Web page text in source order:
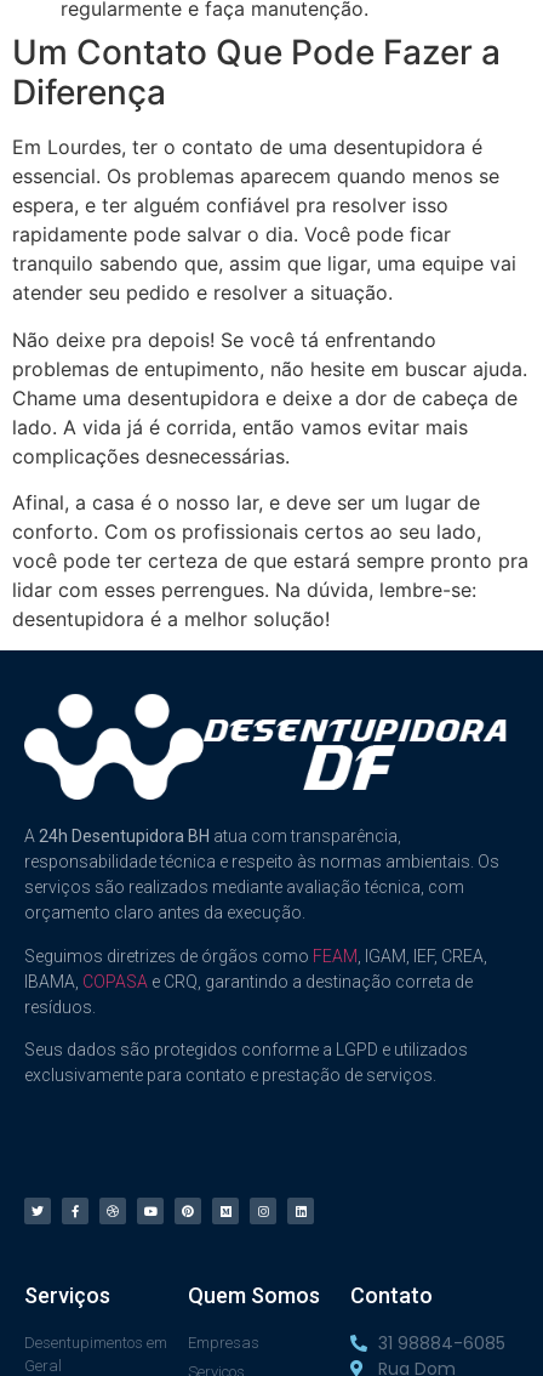
regularmente e faça manutenção.
Um Contato Que Pode Fazer a
Diferença
Em Lourdes, ter o contato de uma desentupidora é
essencial. Os problemas aparecem quando menos se
espera, e ter alguém confiável pra resolver isso
rapidamente pode salvar o dia. Você pode ficar
tranquilo sabendo que, assim que ligar, uma equipe vai
atender seu pedido e resolver a situação.
Não deixe pra depois! Se você tá enfrentando
problemas de entupimento, não hesite em buscar ajuda.
Chame uma desentupidora e deixe a dor de cabeça de
lado. A vida já é corrida, então vamos evitar mais
complicações desnecessárias.
Afinal, a casa é o nosso lar, e deve ser um lugar de
conforto. Com os profissionais certos ao seu lado,
você pode ter certeza de que estará sempre pronto pra
lidar com esses perrengues. Na dúvida, lembre-se:
desentupidora é a melhor solução!
A24h Desentupidora BH atua com transparência,
responsabilidade técnica e respeito às normas ambientais. Os
serviços são realizados mediante avaliação técnica, com
orçamento claro antes da execução.
Seguimos diretrizes de órgãos como FEAM , IGAM, IEF, CREA,
IBAMA, COPASA e CRQ, garantindo a destinação correta de
resíduos.
Seus dados são protegidos conforme a LGPD e utilizados
exclusivamente para contato e prestação de serviços.
Serviços
Desentupimentos em
Geral
Quem Somos
Empresas
Serviços
Contato
31 98884-6085
Rua Dom